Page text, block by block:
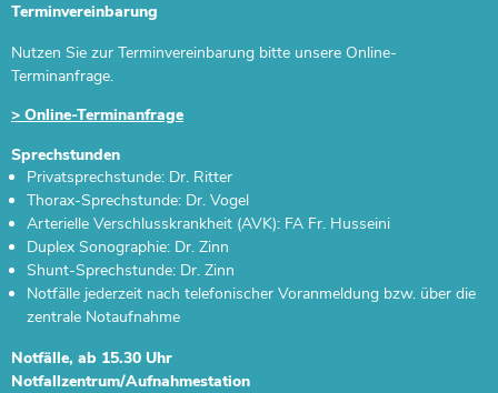
Hygienemanagement
Schmerzarmes Krankenhaus
Informationen für Einweiser
Arbeiten im Zentral-OP
Terminvereinbarung
Nutzen Sie zur Terminvereinbarung bitte unsere Online-
Terminanfrage.
> Online-Terminanfrage
Sprechstunden
Privatsprechstunde: Dr. Ritter
Thorax-Sprechstunde: Dr. Vogel
Arterielle Verschlusskrankheit (AVK): FA Fr. Husseini
Duplex Sonographie: Dr. Zinn
Shunt-Sprechstunde: Dr. Zinn
Notfälle jederzeit nach telefonischer Voranmeldung bzw. über die
zentrale Notaufnahme
Notfälle, ab 15.30 Uhr
Notfallzentrum/Aufnahmestation
Gastroenterologie und Allgemeine Innere Medizin
Neurologie
Allgemein- und Viszeralchirurgie
Urologie
Nieren & Harnwege
Beckenbodenzentrum
Uroonkologisches Zentrum
Blut-, Lymph- & Immunsystem
Gastroenterologie und Allgemeine Innere Medizin
Gefäß- & Thoraxchirurgie
Gefäßzentrum
Muskeln, Haut, Knochen & Gelenke
Neurologie
Wundzentrum